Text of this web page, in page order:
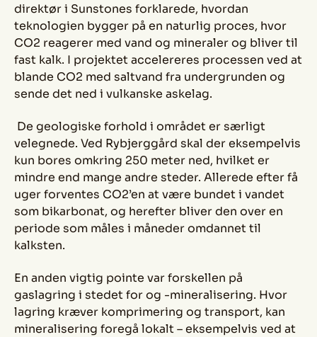
direktør i Sunstones forklarede, hvordan
teknologien bygger på en naturlig proces, hvor
CO2 reagerer med vand og mineraler og bliver til
fast kalk. I projektet accelereres processen ved at
blande CO2 med saltvand fra undergrunden og
sende det ned i vulkanske askelag.
De geologiske forhold i området er særligt
velegnede. Ved Rybjerggård skal der eksempelvis
kun bores omkring 250 meter ned, hvilket er
mindre end mange andre steder. Allerede efter få
uger forventes CO2’en at være bundet i vandet
som bikarbonat, og herefter bliver den over en
periode som måles i måneder omdannet til
kalksten.
En anden vigtig pointe var forskellen på
gaslagring i stedet for og -mineralisering. Hvor
lagring kræver komprimering og transport, kan
mineralisering foregå lokalt – eksempelvis ved at